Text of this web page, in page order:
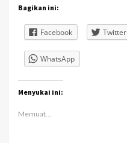
Bagikan ini:
Facebook Twitter
WhatsApp
Menyukai ini:
Memuat...